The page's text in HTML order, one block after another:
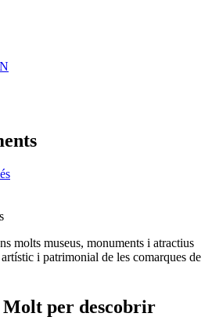
molts museus, monuments i atractius
i patrimonial de les comarques de
per descobrir